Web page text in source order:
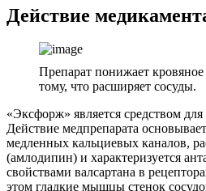
Действие
Препарат понижает кровяное
тому, что расширяет сосуды.
«Эксфорж» является средством
Действие медпрепарата
медленных кальциевых каналов,
(амлодипин) и характеризуется
свойствами валсартана в
этом гладкие мышцы стенок